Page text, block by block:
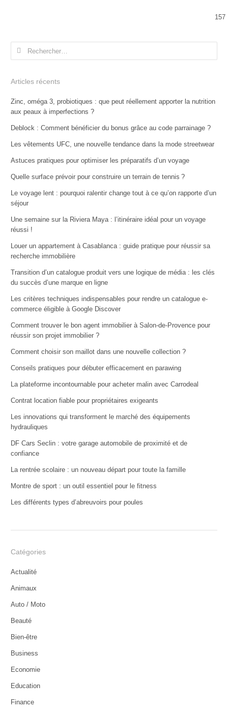
157
Rechercher :
Articles récents
Zinc, oméga 3, probiotiques : que peut réellement apporter la nutrition
aux peaux à imperfections ?
Deblock : Comment bénéficier du bonus grâce au code parrainage ?
Les vêtements UFC, une nouvelle tendance dans la mode streetwear
Astuces pratiques pour optimiser les préparatifs d’un voyage
Quelle surface prévoir pour construire un terrain de tennis ?
Le voyage lent : pourquoi ralentir change tout à ce qu’on rapporte d’un
séjour
Une semaine sur la Riviera Maya : l’itinéraire idéal pour un voyage
réussi !
Louer un appartement à Casablanca : guide pratique pour réussir sa
recherche immobilière
Transition d’un catalogue produit vers une logique de média : les clés
du succès d’une marque en ligne
Les critères techniques indispensables pour rendre un catalogue e-
commerce éligible à Google Discover
Comment trouver le bon agent immobilier à Salon-de-Provence pour
réussir son projet immobilier ?
Comment choisir son maillot dans une nouvelle collection ?
Conseils pratiques pour débuter efficacement en parawing
La plateforme incontournable pour acheter malin avec Carrodeal
Contrat location fiable pour propriétaires exigeants
Les innovations qui transforment le marché des équipements
hydrauliques
DF Cars Seclin : votre garage automobile de proximité et de
confiance
La rentrée scolaire : un nouveau départ pour toute la famille
Montre de sport : un outil essentiel pour le fitness
Les différents types d’abreuvoirs pour poules
Catégories
Actualité
Animaux
Auto / Moto
Beauté
Bien-être
Business
Economie
Education
Finance